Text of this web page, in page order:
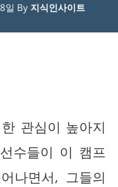
일 By 지식인사이트
관심이 높아지
수들이 이 캠프
나면서, 그들의